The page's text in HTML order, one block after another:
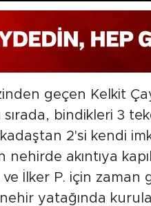
geçen Kelkit
sırada, bindikleri 3
2'si kendi
nehirde akıntıya
İlker P. için zaman
yatağında